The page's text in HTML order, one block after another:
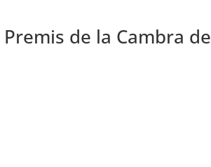
de la Cambra de